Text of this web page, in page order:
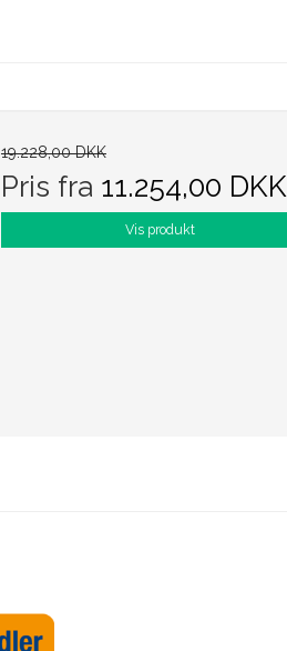
19.228,00 DKK
Pris fra 11.254,00 DKK
Vis produkt